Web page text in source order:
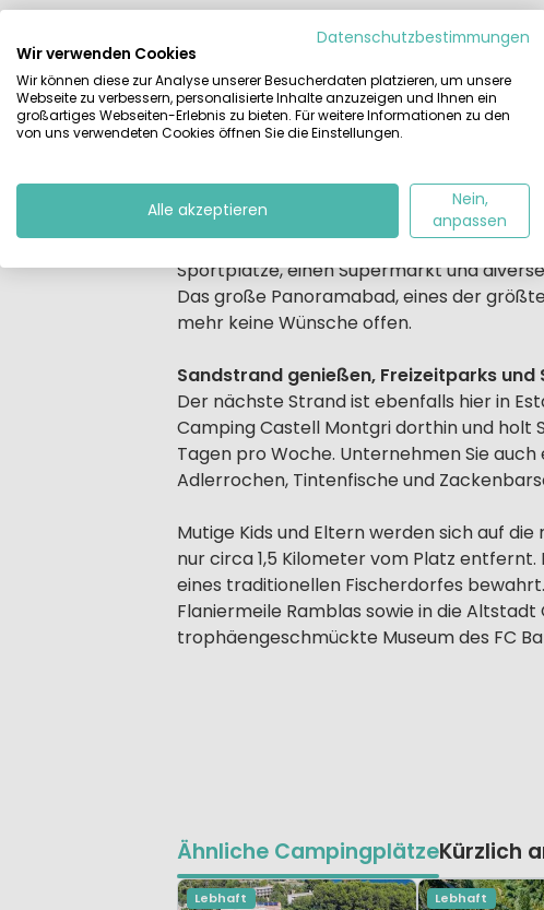
Beschreibung
Beschrijving
Camping Castell Montgri ist ein großer
Poolangebot. Der 4-Sterne-Campingpark
Aussicht über die Bucht von Estartit,
Fun, Spiel, Genuss pur – und garantiert
Hervorragend sind hier auch die
Sportplätze, einen Supermarkt und
Das große Panoramabad, eines der
mehr keine Wünsche offen.
Sandstrand genießen, Freizeitparks und
Der nächste Strand ist ebenfalls hier in
Camping Castell Montgri dorthin und holt
Tagen pro Woche. Unternehmen Sie
Adlerrochen, Tintenfische und
Mutige Kids und Eltern werden sich auf
nur circa 1,5 Kilometer vom Platz
eines traditionellen Fischerdorfes
Flaniermeile Ramblas sowie in die
trophäengeschmückte Museum des FC
Ähnliche CampingplätzeKürzlich
Lebhaft Lebhaft
Datenschutzbestimmungen
Wir verwenden Cookies
Wir können diese zur Analyse unserer Besucherdaten platzieren, um unsere
Webseite zu verbessern, personalisierte Inhalte anzuzeigen und Ihnen ein
großartiges Webseiten-Erlebnis zu bieten. Für weitere Informationen zu den
von uns verwendeten Cookies öffnen Sie die Einstellungen.
Alle akzeptieren
Nein,
anpassen